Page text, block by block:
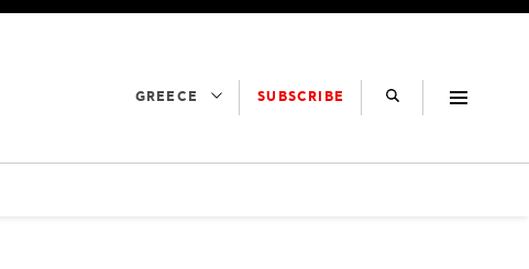
GREECE SUBSCRIBE